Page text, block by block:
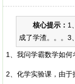
核心提示： 1
成了学渣。。。3
1、我问学霸数学如何
2、化学实验课，由于